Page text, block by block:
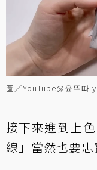
圖／YouTube@윤뚜따
接下來進到上
線」當然也要忠